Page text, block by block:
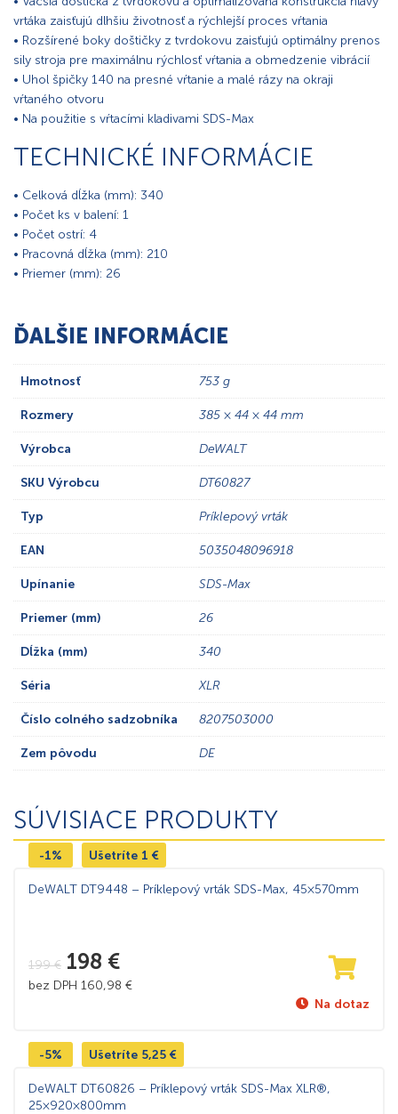
vrtáka zaisťujú dlhšiu životnosť a rýchlejší proces vŕtania
• Rozšírené boky doštičky z tvrdokovu zaisťujú optimálny prenos
sily stroja pre maximálnu rýchlosť vŕtania a obmedzenie vibrácií
• Uhol špičky 140 na presné vŕtanie a malé rázy na okraji
vŕtaného otvoru
• Na použitie s vŕtacími kladivami SDS-Max
TECHNICKÉ INFORMÁCIE
• Celková dĺžka (mm): 340
• Počet ks v balení: 1
• Počet ostrí: 4
• Pracovná dĺžka (mm): 210
• Priemer (mm): 26
ĎALŠIE INFORMÁCIE
Hmotnosť 753 g
Rozmery 385 × 44 × 44 mm
Výrobca DeWALT
SKU Výrobcu DT60827
Typ Príklepový vrták
EAN 5035048096918
Upínanie SDS-Max
Priemer (mm) 26
Dĺžka (mm) 340
Séria XLR
Číslo colného sadzobníka 8207503000
Zem pôvodu DE
SÚVISIACE PRODUKTY
-1% Ušetríte 1 €
DeWALT DT9448 – Príklepový vrták SDS-Max, 45×570mm
199€ 198 €
bez DPH 160,98 €
Na dotaz
-5% Ušetríte 5,25 €
DeWALT DT60826 – Príklepový vrták SDS-Max XLR®,
25×920×800mm